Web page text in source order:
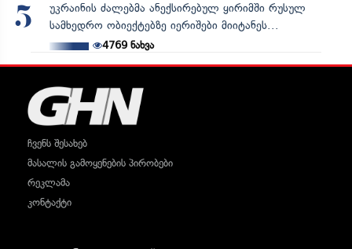
5
უკრაინის ძალებმა ანექსირებულ ყირიმში რუსულ
სამხედრო ობიექტებზე იერიშები მიიტანეს...
4769ნახვა
ჩვენს შესახებ
მასალის გამოყენების პირობები
რეკლამა
კონტაქტი